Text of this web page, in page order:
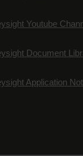
Youtube
Document
Application